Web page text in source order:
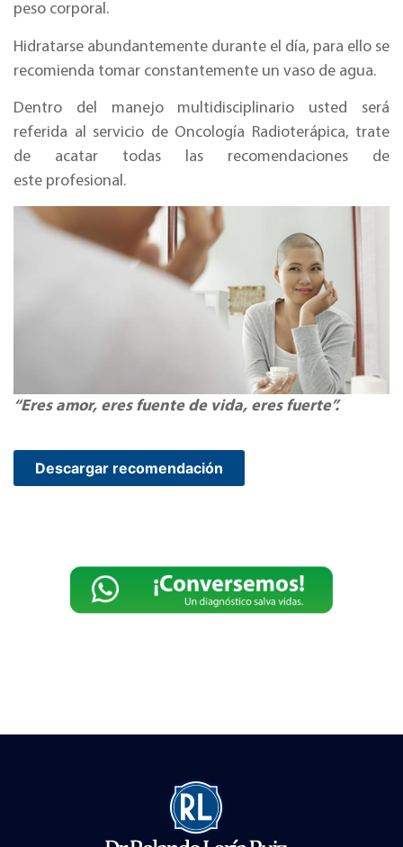
peso corporal.
Hidratarse abundantemente durante el día, para ello se
recomienda tomar constantemente un vaso de agua.
Dentro del manejo multidisciplinario usted será
referida al servicio de Oncología Radioterápica, trate
de acatar todas las recomendaciones de
este profesional.
“Eres amor, eres fuente de vida, eres fuerte”.
Descargar recomendación